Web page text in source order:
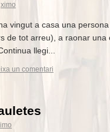
ximo
vingut a casa una
de tot arreu), a raonar
llegi...
un comentari